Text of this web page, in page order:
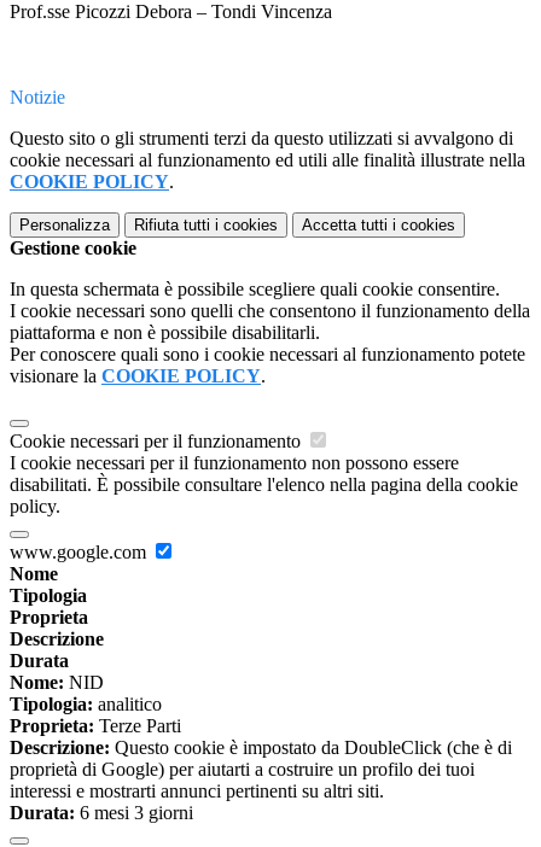
Prof.sse Picozzi Debora – Tondi Vincenza
Notizie
Questo sito o gli strumenti terzi da questo utilizzati si avvalgono di
cookie necessari al funzionamento ed utili alle finalità illustrate nella
COOKIE POLICY.
Personalizza Rifiuta tutti i cookies Accetta tutti i cookies
Gestione cookie
In questa schermata è possibile scegliere quali cookie consentire.
I cookie necessari sono quelli che consentono il funzionamento della
piattaforma e non è possibile disabilitarli.
Per conoscere quali sono i cookie necessari al funzionamento potete
visionare la COOKIE POLICY.
Cookie necessari per il funzionamento
I cookie necessari per il funzionamento non possono essere
disabilitati. È possibile consultare l'elenco nella pagina della cookie
policy.
www.google.com
Nome
Tipologia
Proprieta
Descrizione
Durata
Nome: NID
Tipologia: analitico
Proprieta: Terze Parti
Descrizione: Questo cookie è impostato da DoubleClick (che è di
proprietà di Google) per aiutarti a costruire un profilo dei tuoi
interessi e mostrarti annunci pertinenti su altri siti.
Durata: 6 mesi 3 giorni